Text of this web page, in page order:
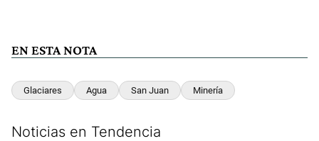
EN ESTA NOTA
Glaciares Agua San Juan Minería
Noticias en Tendencia